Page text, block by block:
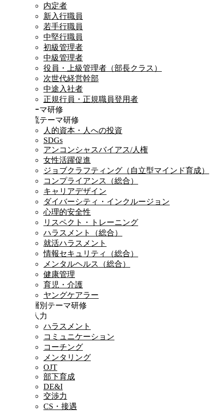
内定者
新入行職員
若手行職員
中堅行職員
初級管理者
中級管理者
役員・上級管理者（部長クラス）
次世代経営幹部
中途入社者
正規行員・正規職員登用者
テーマ研修
時流テーマ研修
人的資本・人への投資
SDGs
アンコンシャスバイアス/人権
女性活躍促進
ジョブクラフティング（自立型マインド育成）
コンプライアンス（総合）
キャリアデザイン
ダイバーシティ・インクルージョン
心理的安全性
リスペクト・トレーニング
ハラスメント（総合）
就活ハラスメント
情報セキュリティ（総合）
メンタルヘルス（総合）
健康管理
育児・介護
ヤングケアラー
階層別テーマ研修
対人力
ハラスメント
コミュニケーション
コーチング
メンタリング
OJT
部下育成
DE&I
交渉力
CS・接遇